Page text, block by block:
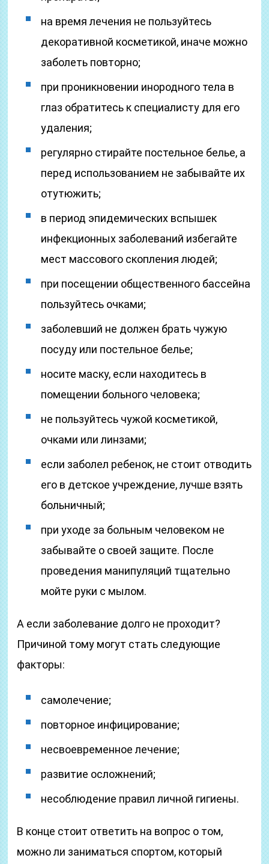
на время лечения не пользуйтесь
декоративной косметикой, иначе можно
заболеть повторно;
при проникновении инородного тела в
глаз обратитесь к специалисту для его
удаления;
регулярно стирайте постельное белье, а
перед использованием не забывайте их
отутюжить;
в период эпидемических вспышек
инфекционных заболеваний избегайте
мест массового скопления людей;
при посещении общественного бассейна
пользуйтесь очками;
заболевший не должен брать чужую
посуду или постельное белье;
носите маску, если находитесь в
помещении больного человека;
не пользуйтесь чужой косметикой,
очками или линзами;
если заболел ребенок, не стоит отводить
его в детское учреждение, лучше взять
больничный;
при уходе за больным человеком не
забывайте о своей защите. После
проведения манипуляций тщательно
мойте руки с мылом.
А если заболевание долго не проходит?
Причиной тому могут стать следующие
факторы:
самолечение;
повторное инфицирование;
несвоевременное лечение;
развитие осложнений;
несоблюдение правил личной гигиены.
В конце стоит ответить на вопрос о том,
можно ли заниматься спортом, который